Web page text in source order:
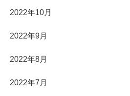
2022年10月
2022年9月
2022年8月
2022年7月